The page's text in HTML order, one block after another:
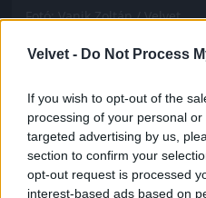
Velvet - Do Not Process
If you wish to opt-out of the
processing of your personal
targeted advertising by us,
section to confirm your
opt-out request is processed
interest-based ads based on
Fotó: Vanik Zoltán / Velvet
Jön